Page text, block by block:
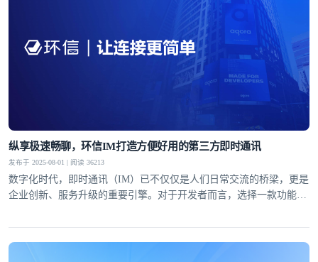
纵享极速畅聊，环信IM打造方便好用的第三方即时通讯
发布于 2025-08-01 | 阅读 36213
数字化时代，即时通讯（IM）已不仅仅是人们日常交流的桥梁，更是
企业创新、服务升级的重要引擎。对于开发者而言，选择一款功能完
效率，降低运维成本。